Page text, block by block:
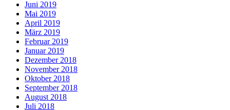
Juni 2019
Mai 2019
April 2019
März 2019
Februar 2019
Januar 2019
Dezember 2018
November 2018
Oktober 2018
September 2018
August 2018
Juli 2018